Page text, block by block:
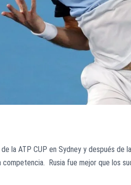
la ATP CUP en Sydney y después de
Rusia fue mejor que los